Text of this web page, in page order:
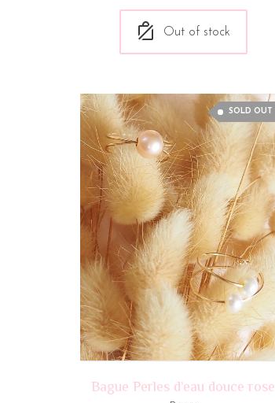
Out of stock
SOLD OUT
Bague Perles d’eau douce rose